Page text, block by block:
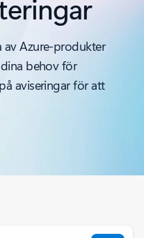
av Azure-produkter
behov för
aviseringar för att